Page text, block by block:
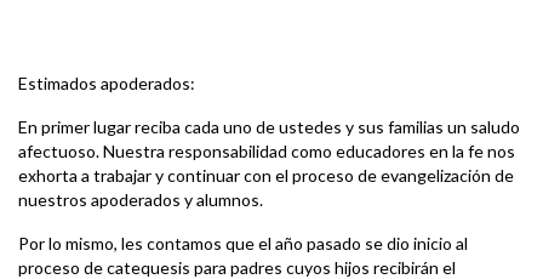
Estimados apoderados:
En primer lugar reciba cada uno de ustedes y sus familias un saludo
afectuoso. Nuestra responsabilidad como educadores en la fe nos
exhorta a trabajar y continuar con el proceso de evangelización de
nuestros apoderados y alumnos.
Por lo mismo, les contamos que el año pasado se dio inicio al
proceso de catequesis para padres cuyos hijos recibirán el